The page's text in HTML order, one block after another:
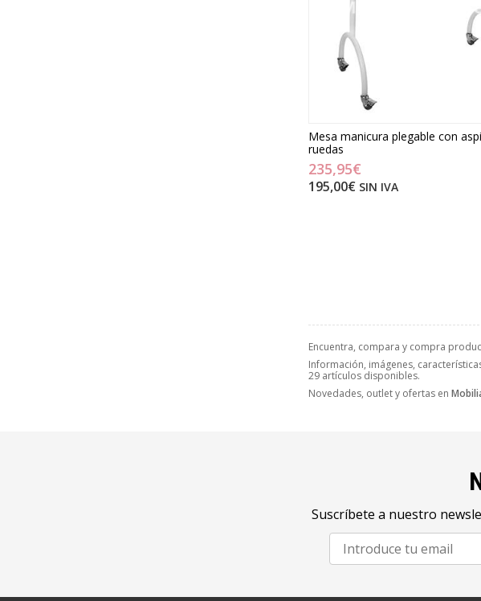
Encuentra, compara y compra
Información, imágenes,
29 artículos disponibles.
Novedades, outlet y ofertas en
Mesa manicura plegable con
ruedas
235,95€
195,00€ SIN IVA
Suscríbete a nuestro